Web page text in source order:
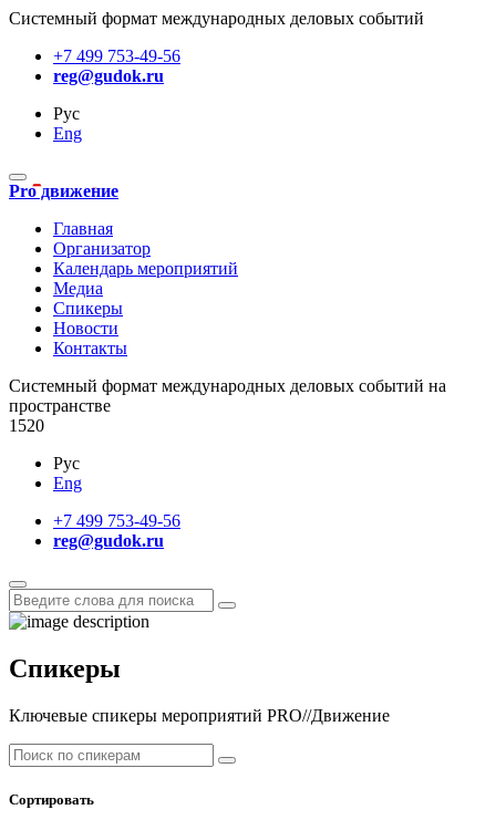
Системный формат международных деловых событий
+7 499 753-49-56
reg@gudok.ru
Рус
Eng
Pro движение
Главная
Организатор
Календарь мероприятий
Медиа
Спикеры
Новости
Контакты
Cистемный формат международных деловых событий на
пространстве
1520
Рус
Eng
+7 499 753-49-56
reg@gudok.ru
Спикеры
Ключевые спикеры мероприятий PRO//Движение
Сортировать